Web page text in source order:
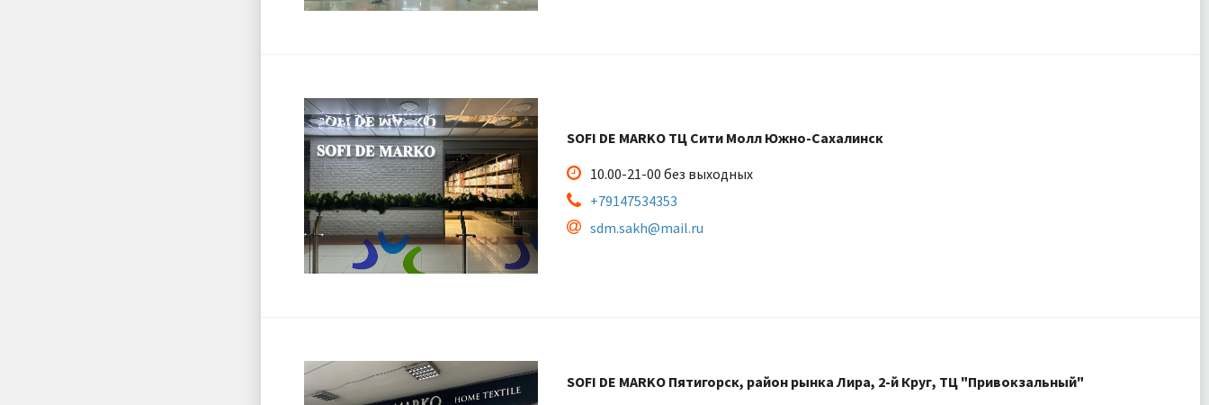
SOFI DE MARKO ТЦ Сити Молл Южно-Сахалинск
10.00-21-00 без выходных
+79147534353
sdm.sakh@mail.ru
SOFI DE MARKO Пятигорск, район рынка Лира, 2-й Круг, ТЦ "Привокзальный"